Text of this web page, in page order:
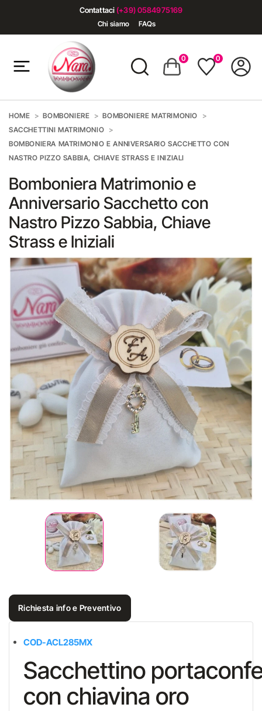
Contattaci (+39) 0584975169
Chi siamo FAQs
0 0
HOME BOMBONIERE
BOMBONIERE MATRIMONIO
SACCHETTINI MATRIMONIO
BOMBONIERA MATRIMONIO E ANNIVERSARIO SACCHETTO CON
NASTRO PIZZO SABBIA, CHIAVE STRASS E INIZIALI
Bomboniera Matrimonio e
Anniversario Sacchetto con
Nastro Pizzo Sabbia, Chiave
Strass e Iniziali
Richiesta info e Preventivo
COD-ACL285MX
Sacchettino
con chiavina oro